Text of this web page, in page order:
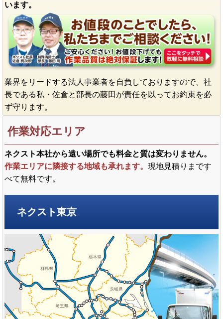
います。
業界をリードする法人事業者を自負しておりますので、社
長である私・佐倉と部長の藤田が責任を以ってお約束を必
ず守ります。
作業対応エリア
ネクスト本社から遠い場所でも料金と質は変わりません。
作業エリアに隣接する地域も承れます。現地見積りまです
べて無料です。
ネクスト東京